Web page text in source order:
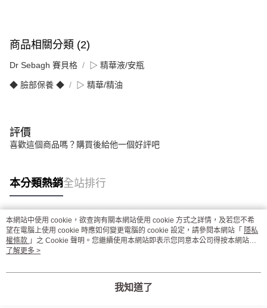
商品相關分類 (2)
Dr Sebagh 賽貝格 ▷ 精華液/安瓶
◆ 臉部保養 ◆ ▷ 精華/精油
評價
喜歡這個商品嗎？購買後給他一個好評吧
本分類熱銷全站排行
熱門標籤
本網站中使用 cookie，欲查詢有關本網站使用 cookie 方式之詳情，及若您不希
望在電腦上使用 cookie 時應如何變更電腦的 cookie 設定，請參閱本網站「 隱私
權條款 」之 Cookie 聲明。您繼續使用本網站即表示您同意本公司得按本網站使
用條款之 Cookie 聲明使用 cookie。
了解更多 >
我知道了